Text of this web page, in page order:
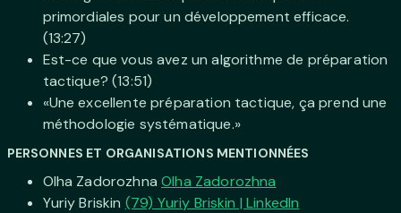
primordiales pour un développement efficace.
(13:27)
Est-ce que vous avez un algorithme de préparation
tactique? (13:51)
«Une excellente préparation tactique, ça prend une
méthodologie systématique.»
PERSONNES ET ORGANISATIONS MENTIONNÉES
Olha ZadorozhnaOlha Zadorozhna
Yuriy Briskin (79) Yuriy Briskin | LinkedIn